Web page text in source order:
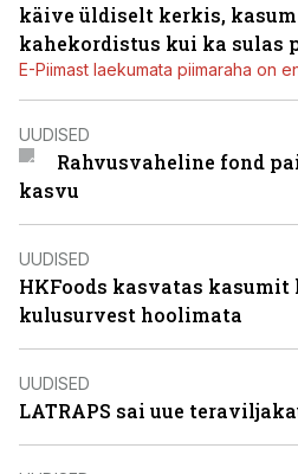
käive üldiselt kerkis,
kahekordistus kui ka sulas
E-Piimast laekumata piimaraha on
UUDISED
Rahvusvaheline fond
kasvu
UUDISED
HKFoods kasvatas kasumit
kulusurvest hoolimata
UUDISED
LATRAPS sai uue